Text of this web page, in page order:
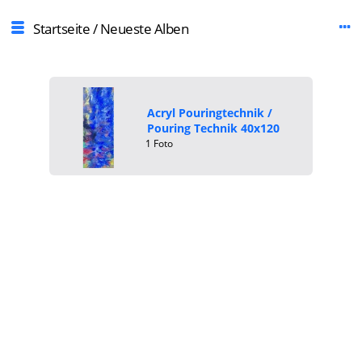
Startseite/Neueste Alben
Acryl Pouringtechnik/
Pouring Technik 40x120
1 Foto